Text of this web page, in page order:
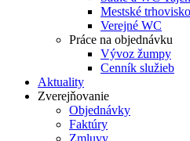
Mestské trhovisko
Verejné WC
Práce na objednávku
Vývoz žumpy
Cenník služieb
Aktuality
Zverejňovanie
Objednávky
Faktúry